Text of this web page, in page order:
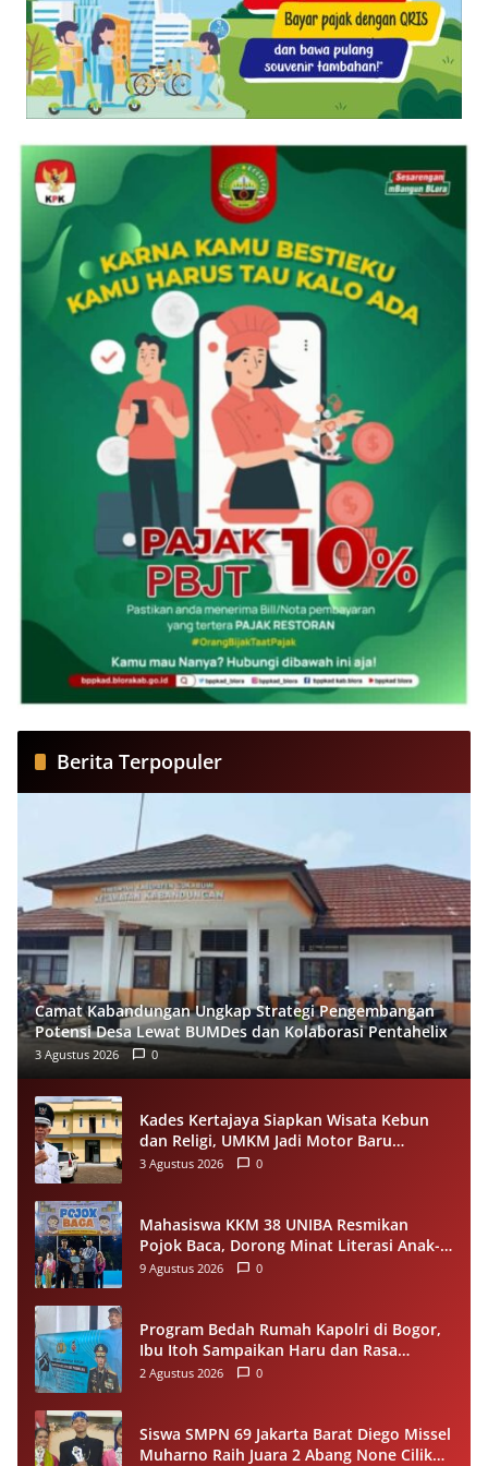
Berita Terpopuler
Camat Kabandungan Ungkap Strategi Pengembangan
Potensi Desa Lewat BUMDes dan Kolaborasi Pentahelix
3 Agustus 2026 0
Kades Kertajaya Siapkan Wisata Kebun
dan Religi, UMKM Jadi Motor Baru
Ekonomi Desa
3 Agustus 2026 0
Mahasiswa KKM 38 UNIBA Resmikan
Pojok Baca, Dorong Minat Literasi Anak-
anak Warga Desa Mekarbaru
9 Agustus 2026 0
Program Bedah Rumah Kapolri di Bogor,
Ibu Itoh Sampaikan Haru dan Rasa
Syukur
2 Agustus 2026 0
Siswa SMPN 69 Jakarta Barat Diego Missel
Muharno Raih Juara 2 Abang None Cilik